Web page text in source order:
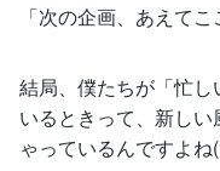
「次の企画、あえて
結局、僕たちが「忙
いるときって、新し
ゃっているんですよね